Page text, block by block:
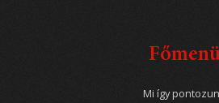
Mi így